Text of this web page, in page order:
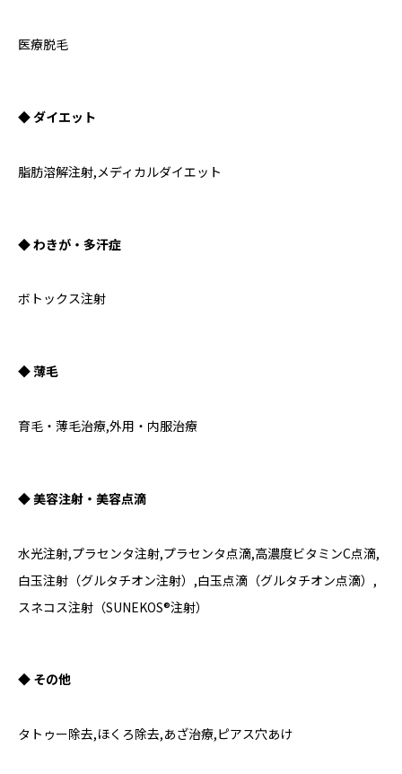
医療脱毛
◆ ダイエット
脂肪溶解注射,メディカルダイエット
◆ わきが・多汗症
ボトックス注射
◆ 薄毛
育毛・薄毛治療,外用・内服治療
◆ 美容注射・美容点滴
水光注射,プラセンタ注射,プラセンタ点滴,高濃度ビタミンC点滴,
白玉注射（グルタチオン注射）,白玉点滴（グルタチオン点滴）,
スネコス注射（SUNEKOS®注射）
◆ その他
タトゥー除去,ほくろ除去,あざ治療,ピアス穴あけ